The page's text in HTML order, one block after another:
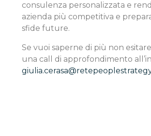
consulenza personalizzata e
azienda più competitiva e
sfide future.
Se vuoi saperne di più non
una call di approfondimento